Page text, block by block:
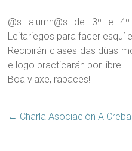
@s alumn@s de 3º e
Leitariegos para facer esquí
Recibirán clases das dúas
e logo practicarán por libre.
Boa viaxe, rapaces!
← Charla Asociación A Creba